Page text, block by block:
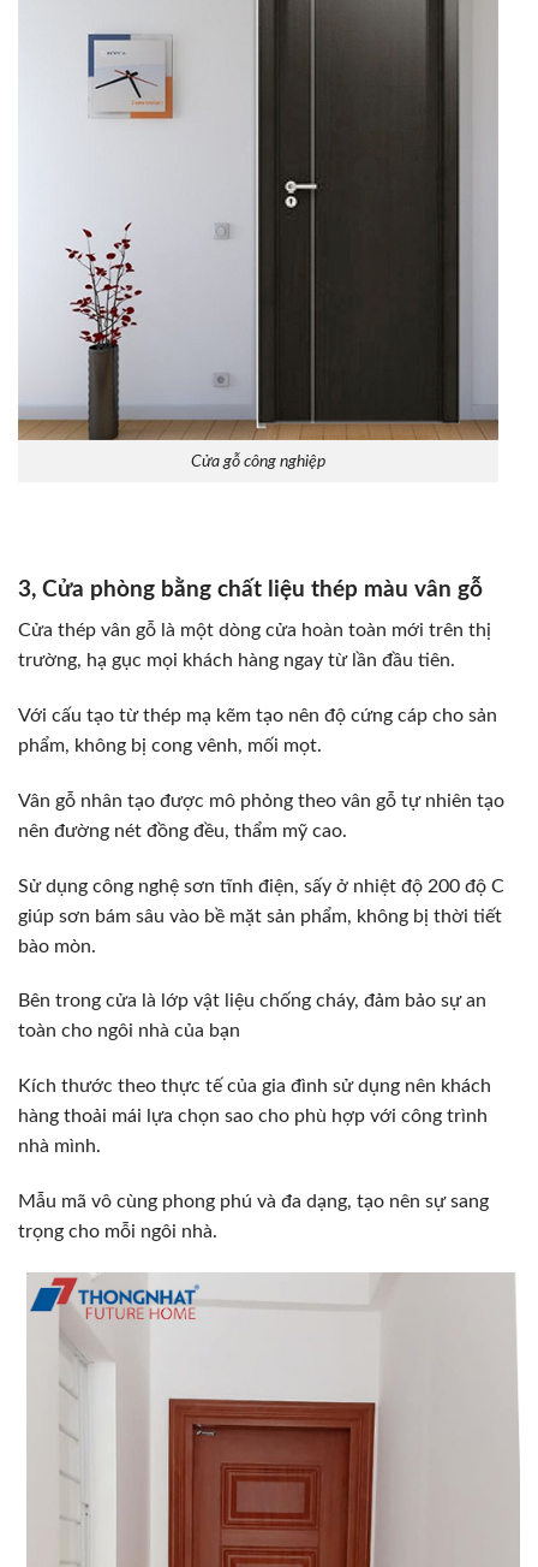
Cửa gỗ công nghiệp
3, Cửa phòng bằng chất liệu thép màu vân gỗ
Cửa thép vân gỗ là một dòng cửa hoàn toàn mới trên thị
trường, hạ gục mọi khách hàng ngay từ lần đầu tiên.
Với cấu tạo từ thép mạ kẽm tạo nên độ cứng cáp cho sản
phẩm, không bị cong vênh, mối mọt.
Vân gỗ nhân tạo được mô phỏng theo vân gỗ tự nhiên tạo
nên đường nét đồng đều, thẩm mỹ cao.
Sử dụng công nghệ sơn tĩnh điện, sấy ở nhiệt độ 200 độ C
giúp sơn bám sâu vào bề mặt sản phẩm, không bị thời tiết
bào mòn.
Bên trong cửa là lớp vật liệu chống cháy, đảm bảo sự an
toàn cho ngôi nhà của bạn
Kích thước theo thực tế của gia đình sử dụng nên khách
hàng thoải mái lựa chọn sao cho phù hợp với công trình
nhà mình.
Mẫu mã vô cùng phong phú và đa dạng, tạo nên sự sang
trọng cho mỗi ngôi nhà.